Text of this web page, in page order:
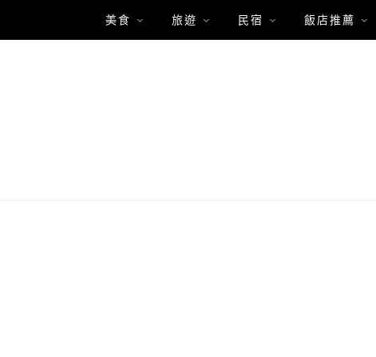
美食 旅遊 民宿 飯店推薦